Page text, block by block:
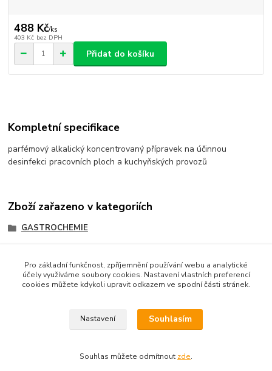
488 Kč/ks
403 Kč bez DPH
Přidat do košíku
Kompletní specifikace
parfémový alkalický koncentrovaný přípravek na účinnou
desinfekci pracovních ploch a kuchyňských provozů
Zboží zařazeno v kategoriích
GASTROCHEMIE
ATOTECH
vystavit kupujícímu účtenku. Zároveň je povinen zaevidovat
přijatou tržbu u správce daně online; v případě technického
Pro základní funkčnost, zpříjemnění používání webu a analytické
účely využíváme soubory cookies. Nastavení vlastních preferencí
cookies můžete kdykoli upravit odkazem ve spodní části stránek.
Nastavení Souhlasím
Souhlas můžete odmítnout zde.